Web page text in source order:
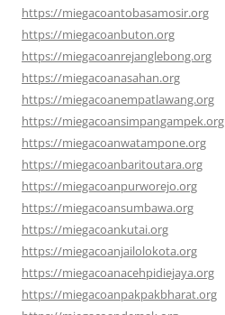
https://miegacoantobasamosir.org
https://miegacoanbuton.org
https://miegacoanrejanglebong.org
https://miegacoanasahan.org
https://miegacoanempatlawang.org
https://miegacoansimpangampek.org
https://miegacoanwatampone.org
https://miegacoanbaritoutara.org
https://miegacoanpurworejo.org
https://miegacoansumbawa.org
https://miegacoankutai.org
https://miegacoanjailolokota.org
https://miegacoanacehpidiejaya.org
https://miegacoanpakpakbharat.org